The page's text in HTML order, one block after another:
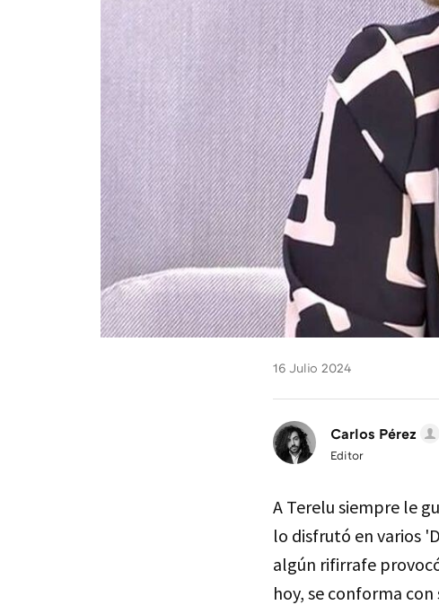
16 Julio 2024
Carlos Pérez
Editor
A Terelu siempre le
lo disfrutó en varios
algún rifirrafe
hoy, se conforma